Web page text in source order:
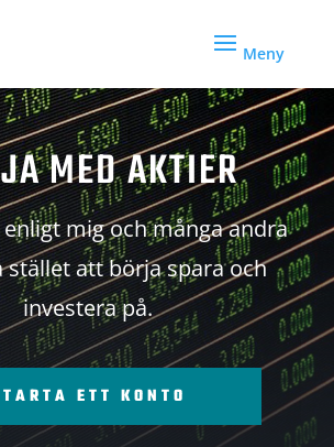
MED AKTIER
mig och många andra
stället att börja spara och
investera på.
ETT KONTO